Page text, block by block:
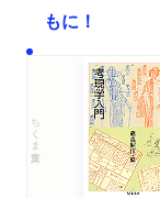
もに！
ちくま文庫